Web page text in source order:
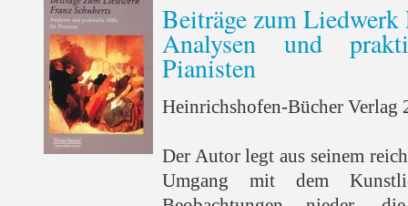
Beiträge zum Liedwerk
Analysen und
Pianisten
Heinrichshofen-Bücher Verlag
Der Autor legt aus seinem
Umgang mit dem